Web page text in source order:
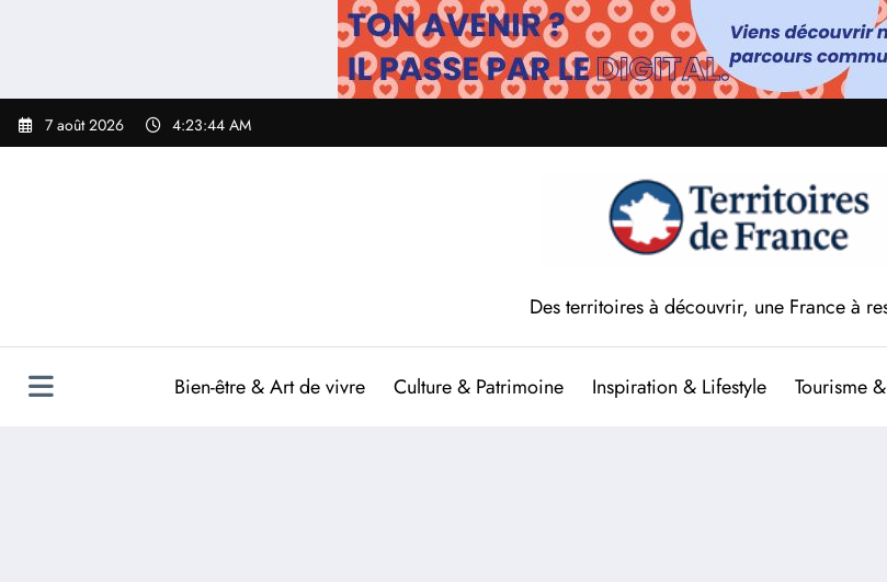
7 août 2026 4:23:45 AM
Des territoires à découvrir, une France à
Bien-être & Art de vivre Culture & Patrimoine Inspiration & Lifestyle Tourisme